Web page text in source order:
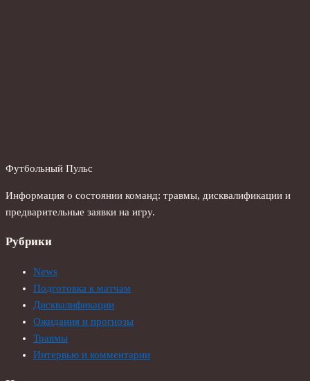
Футбольный Пульс
Информация о состоянии команд: травмы, дисквалификации и
предварительные заявки на игру.
Рубрики
News
Подготовка к матчам
Дисквалификации
Ожидания и прогнозы
Травмы
Интервью и комментарии